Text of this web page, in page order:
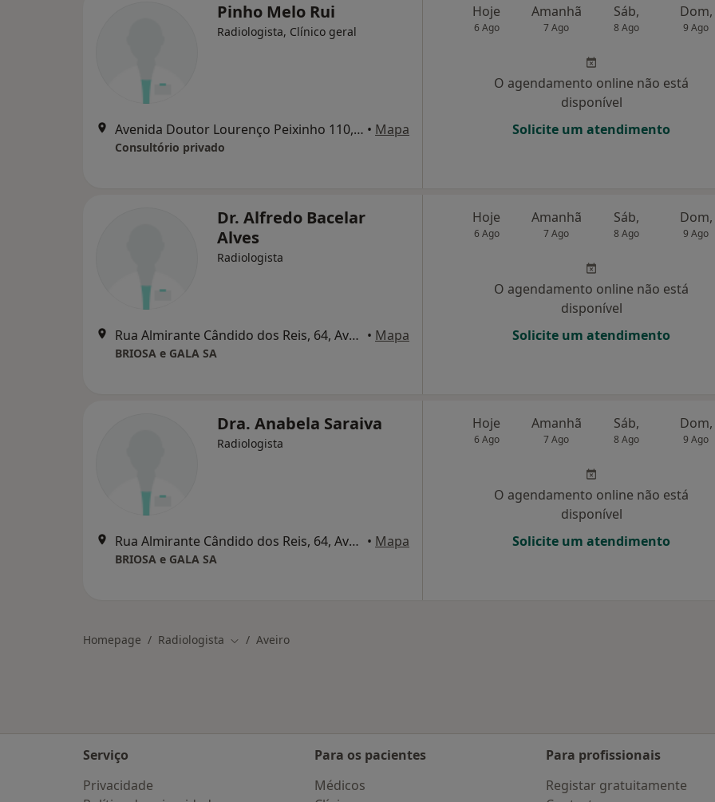
Pinho Melo Rui
Radiologista, Clínico geral
Avenida Doutor Lourenço Peixinho 110,1º-D, Aveiro • Mapa
Consultório privado
Hoje
6 Ago
Amanhã
7 Ago
Sáb,
8 Ago
Dom,
9 Ago
O agendamento online não está
disponível
Solicite um atendimento
Dr. Alfredo Bacelar
Alves
Radiologista
Rua Almirante Cândido dos Reis, 64, Aveiro • Mapa
BRIOSA e GALA SA
Hoje
6 Ago
Amanhã
7 Ago
Sáb,
8 Ago
Dom,
9 Ago
O agendamento online não está
disponível
Solicite um atendimento
Dra. Anabela Saraiva
Radiologista
Rua Almirante Cândido dos Reis, 64, Aveiro • Mapa
BRIOSA e GALA SA
Hoje
6 Ago
Amanhã
7 Ago
Sáb,
8 Ago
Dom,
9 Ago
O agendamento online não está
disponível
Solicite um atendimento
Homepage Radiologista Mudar de cidade
Aveiro
Serviço
Privacidade
Para os pacientes
Médicos
Para profissionais
Registar gratuitamente